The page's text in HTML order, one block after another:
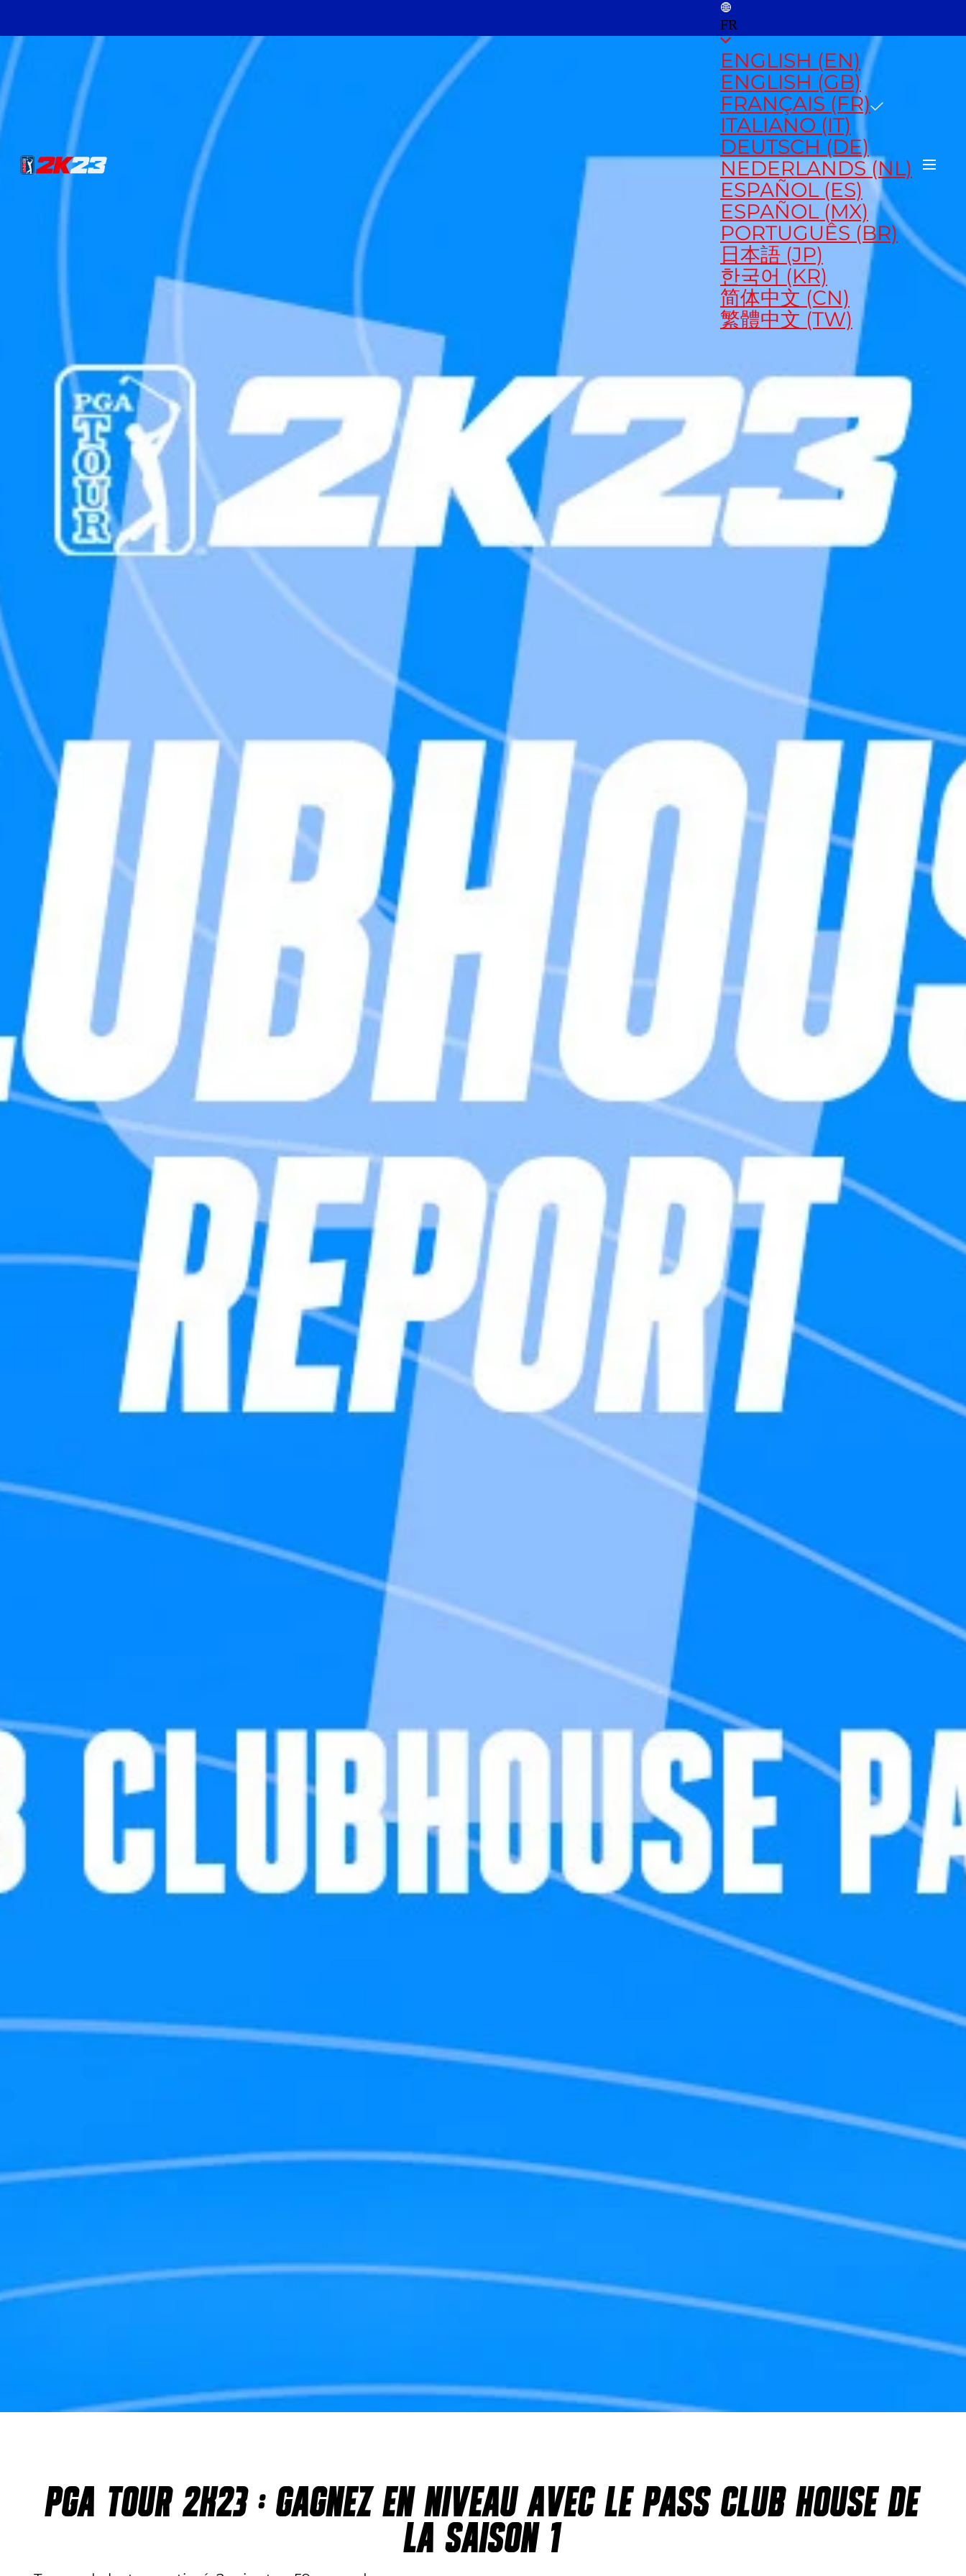
FR
ENGLISH (EN)
ENGLISH (GB)
FRANÇAIS (FR)
ITALIANO (IT)
DEUTSCH (DE)
NEDERLANDS (NL)
ESPAÑOL (ES)
ESPAÑOL (MX)
PORTUGUÊS (BR)
日本語 (JP)
한국어 (KR)
简体中文 (CN)
繁體中文 (TW)
PGA TOUR 2K23 : GAGNEZ EN NIVEAU AVEC LE PASS CLUB HOUSE DE
LA SAISON 1